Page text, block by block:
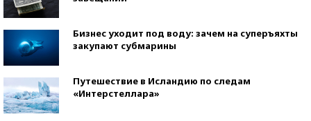
Бизнес уходит под воду: зачем на суперъяхты
закупают субмарины
Путешествие в Исландию по следам
«Интерстеллара»